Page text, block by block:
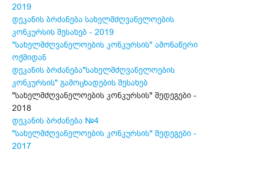
2019
დეკანის ბრძანება სახელმძღვანელოების
კონკურსის შესახებ - 2019
"სახელმძღვანელოების კონკურსის" ამონაწერი
ოქმიდან
დეკანის ბრძანება"სახელმძღვანელოების
კონკურსის" გამოცხადების შესახებ
"სახელმძღვანელოების კონკურსის" შედეგები -
2018
დეკანის ბრძანება №4
"სახელმძღვანელოების კონკურსის" შედეგები -
2017